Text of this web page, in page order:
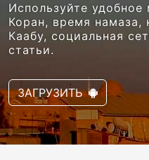
Используйте
Коран, время намаза,
Каабу, социальная
статьи.
ЗАГРУЗИТЬ